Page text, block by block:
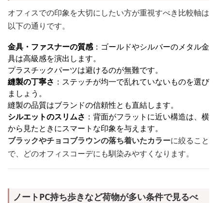
オフィスでの印象を大切にしたい方が重視すべき比較軸は
以下の通りです。
金具・ファスナーの質感：ゴールドやシルバーのメタル金
具は高級感を演出します。
プラスチックパーツは避けるのが無難です。
縫製の丁寧さ ：ステッチが均一で乱れていないものを選び
ましょう。
縫製の品質はブランドの信頼性とも直結します。
シルエットのスリムさ ：背面がフラットに近い構造は、横
から見たときにスマートな印象を与えます。
ブラックやチョコブラウンの落ち着いたカラーに絞ること
で、どのオフィスコーデにも馴染みやすくなります。
ノートPC持ち歩きなど荷物が多い条件で見るべ